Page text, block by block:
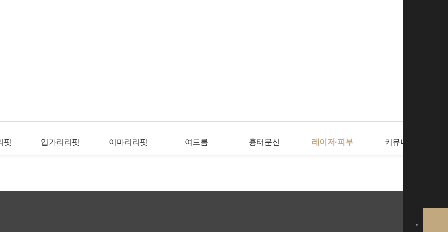
핏 입가리리핏 이마리리핏 여드름 흉터문신 레이저·피부 커뮤니티